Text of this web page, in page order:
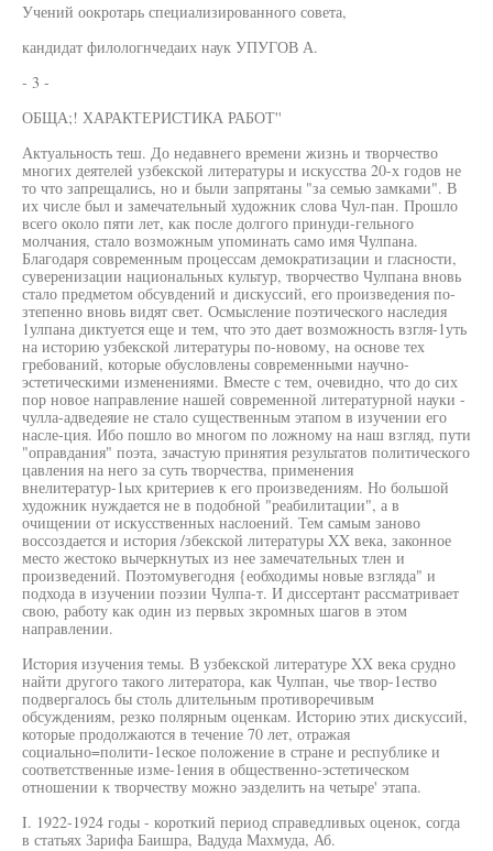
Учений оокротарь специализированного совета,
кандидат филологнчедаих наук УПУГОВ А.
- 3 -
ОБЩА;! ХАРАКТЕРИСТИКА РАБОТ''
Актуальность теш. До недавнего времени жизнь и творчество
многих деятелей узбекской литературы и искусства 20-х годов не
то что запрещались, но и были запрятаны "за семью замками". В
их числе был и замечательный художник слова Чул-пан. Прошло
всего около пяти лет, как после долгого принуди-гельного
молчания, стало возможным упоминать само имя Чулпана.
Благодаря современным процессам демократизации и гласности,
суверенизации национальных культур, творчество Чулпана вновь
стало предметом обсувдений и дискуссий, его произведения по-
зтепенно вновь видят свет. Осмысление поэтического наследия
1улпана диктуется еще и тем, что это дает возможность взгля-1уть
на историю узбекской литературы по-новому, на основе тех
гребований, которые обусловлены современными научно-
эстетическими изменениями. Вместе с тем, очевидно, что до сих
пор новое направление нашей современной литературной науки -
чулла-адведеяие не стало существенным этапом в изучении его
насле-ция. Ибо пошло во многом по ложному на наш взгляд, пути
"оправдания" поэта, зачастую принятия результатов политического
цавления на него за суть творчества, применения
внелитератур-1ых критериев к его произведениям. Но большой
художник нуждается не в подобной "реабилитации", а в
очищении от искусственных наслоений. Тем самым заново
воссоздается и история /збекской литературы XX века, законное
место жестоко вычеркнутых из нее замечательных тлен и
произведений. Поэтомувегодня {еобходимы новые взгляда" и
подхода в изучении поэзии Чулпа-т. И диссертант рассматривает
свою, работу как один из первых зкромных шагов в этом
направлении.
История изучения темы. В узбекской литературе XX века срудно
найти другого такого литератора, как Чулпан, чье твор-1ество
подвергалось бы столь длительным противоречивым
обсуждениям, резко полярным оценкам. Историю этих дискуссий,
которые продолжаются в течение 70 лет, отражая
социально=полити-1еское положение в стране и республике и
соответственные изме-1ения в общественно-эстетическом
отношении к творчеству можно эазделить на четыре' этапа.
I. 1922-1924 годы - короткий период справедливых оценок, согда
в статьях Зарифа Баишра, Вадуда Махмуда, Аб.